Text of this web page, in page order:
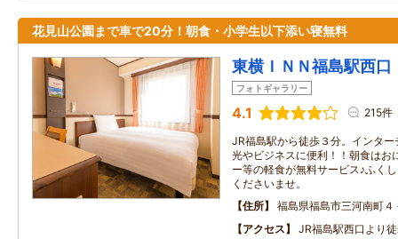
花見山公園まで車で20分！朝食・小学生以下添い寝無料
東横ＩＮＮ福島駅西口
フォトギャラリー
4.1 215件
JR福島駅から徒歩３分。インタ
光やビジネスに便利！！朝食はお
ー等の軽食が無料サービス♪ふく
くださいませ。
住所
福島県福島市三河南町４
アクセス
JR福島駅西口より